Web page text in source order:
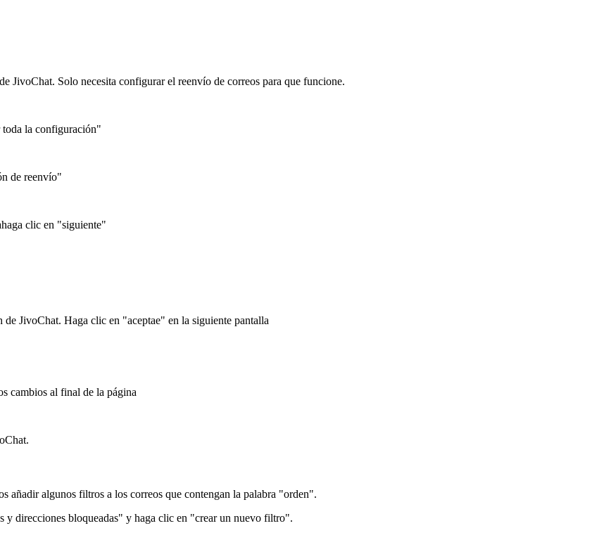
JivoChat. Solo necesita configurar el reenvío de correos para que funcione.
la configuración"
de reenvío"
clic en "siguiente"
JivoChat. Haga clic en "aceptae" en la siguiente pantalla
cambios al final de la página
añadir algunos filtros a los correos que contengan la palabra "orden".
direcciones bloqueadas" y haga clic en "crear un nuevo filtro".